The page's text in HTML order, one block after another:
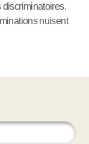
nuisent